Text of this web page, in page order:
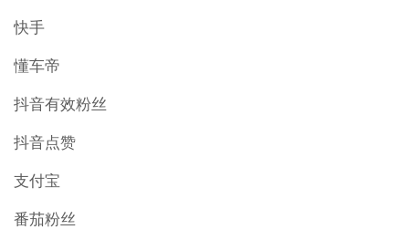
快手
懂车帝
抖音有效粉丝
抖音点赞
支付宝
番茄粉丝